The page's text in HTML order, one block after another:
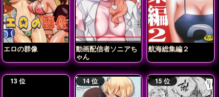
エロの群像
動画配信者ソニアち
ゃん
航海総集編２